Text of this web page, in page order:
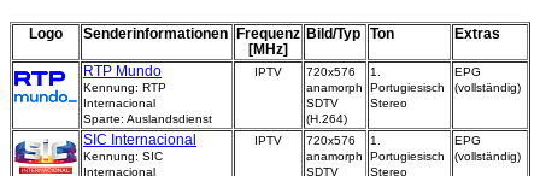
Logo Senderinformationen Frequenz
[MHz]
Bild/Typ Ton Extras
RTP Mundo
Kennung: RTP
Internacional
Sparte: Auslandsdienst
IPTV
720x576
anamorph
SDTV
(H.264)
1.
Portugiesisch
Stereo
EPG
(vollständig)
SIC Internacional
Kennung: SIC
Internacional
IPTV
720x576
anamorph
SDTV
1.
Portugiesisch
Stereo
EPG
(vollständig)